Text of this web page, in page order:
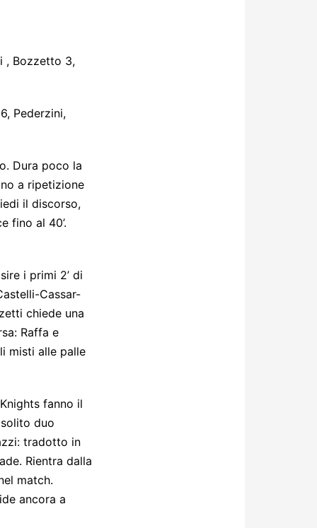
, Bozzetto 3,
Pederzini,
Dura poco la
a ripetizione
il discorso,
fino al 40’.
i primi 2’ di
Cassar-
chiede una
Raffa e
misti alle palle
fanno il
duo
tradotto in
Rientra dalla
match.
ancora a